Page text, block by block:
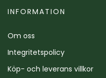
INFORMATION
Om oss
Integritetspolicy
Köp- och leverans villkor